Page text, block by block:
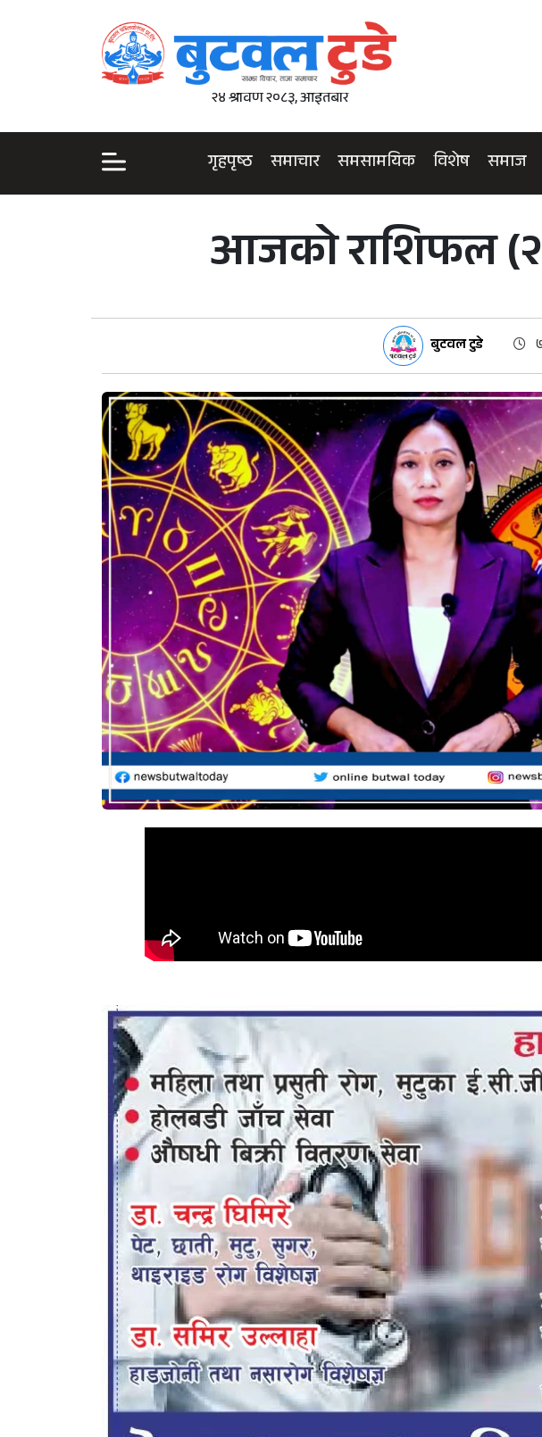
२४ श्रावण २०८३, आइतबार
गृहपृष्ठ समाचार समसामयिक विशेष समाज
आजको राशिफल
बुटवल टुडे